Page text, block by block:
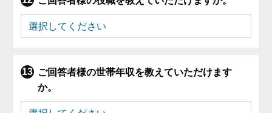
ご回答者様の世帯年収を教えていただけます
か。